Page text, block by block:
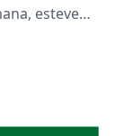
esteve
ao